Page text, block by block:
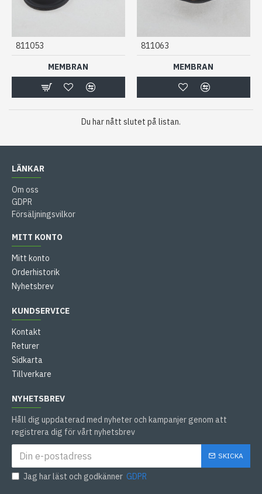
811053
MEMBRAN
811063
MEMBRAN
Du har nått slutet på listan.
LÄNKAR
Om oss
GDPR
Försäljningsvilkor
MITT KONTO
Mitt konto
Orderhistorik
Nyhetsbrev
KUNDSERVICE
Kontakt
Returer
Sidkarta
Tillverkare
NYHETSBREV
Håll dig uppdaterad med nyheter och kampanjer genom att
registrera dig för vårt nyhetsbrev
SKICKA
Jag har läst och godkänner GDPR